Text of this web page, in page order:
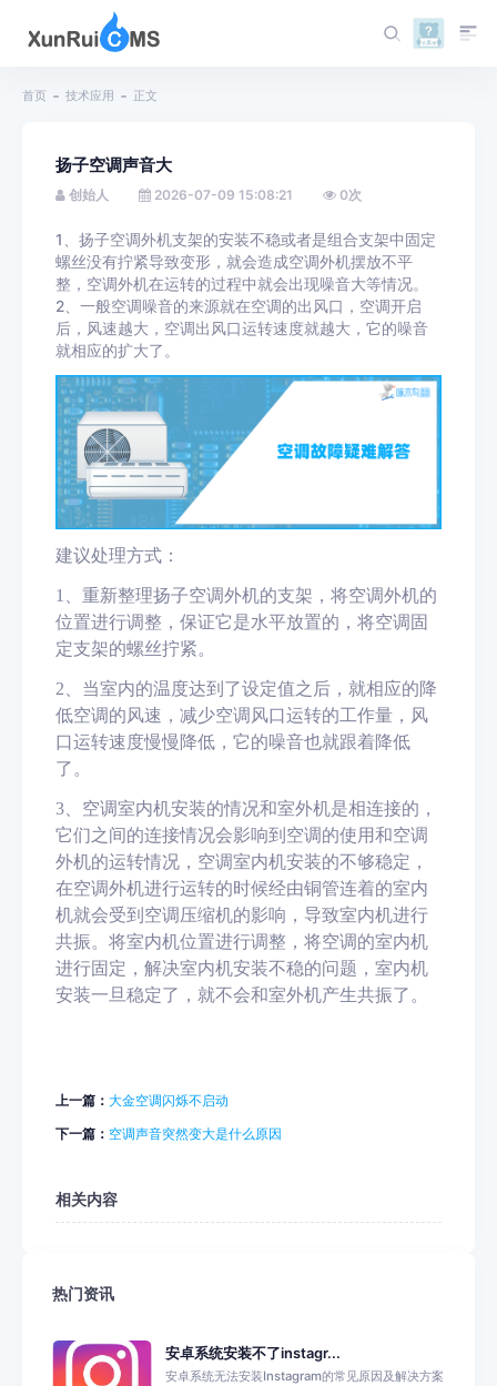
首页 技术应用 正文
扬子空调声音大
创始人 2026-07-09 15:08:21 0次
1、扬子空调外机支架的安装不稳或者是组合支架中固定
螺丝没有拧紧导致变形，就会造成空调外机摆放不平
整，空调外机在运转的过程中就会出现噪音大等情况。
2、一般空调噪音的来源就在空调的出风口，空调开启
后，风速越大，空调出风口运转速度就越大，它的噪音
就相应的扩大了。
建议处理方式：
1、 重新整理扬子空调外机的支架，将空调外机的
位置进行调整，保证它是水平放置的，将空调固
定支架的螺丝拧紧。
2、 当室内的温度达到了设定值之后，就相应的降
低空调的风速，减少空调风口运转的工作量，风
口运转速度慢慢 降低，它的噪音也就跟着降低
了。
3、 空调室内机安装的情况和室外机是相连接的，
它们之间的连接情况会影响到空调的使用和空调
外机的运转情况 ，空调室内机安装的不够稳定，
在空调外机进行运转的时候经由铜管连着的室内
机就会受到空调压缩机的影响，导致室内机进行
共振。将室内机位置进行调整，将空调的室内机
进行固定，解决室内机安装不稳的问题，室内机
安装一旦稳定了，就不会和室外机产生共振了。
上一篇： 大金空调闪烁不启动
下一篇： 空调声音突然变大是什么原因
相关内容
热门资讯
安卓系统安装不了instagr...
安卓系统无法安装Instagram的常见原因及解决方案